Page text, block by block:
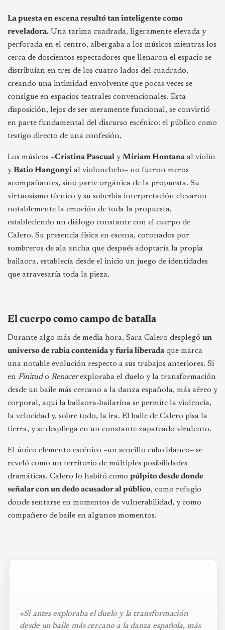
La puesta en escena resultó tan inteligente como
reveladora. Una tarima cuadrada, ligeramente elevada y
perforada en el centro, albergaba a los músicos mientras los
cerca de doscientos espectadores que llenaron el espacio se
distribuían en tres de los cuatro lados del cuadrado,
creando una intimidad envolvente que pocas veces se
consigue en espacios teatrales convencionales. Esta
disposición, lejos de ser meramente funcional, se convirtió
en parte fundamental del discurso escénico: el público como
testigo directo de una confesión.
Los músicos –Cristina Pascual yMiriam Hontana al violín
yBatio Hangonyi al violonchelo– no fueron meros
acompañantes, sino parte orgánica de la propuesta. Su
virtuosismo técnico y su soberbia interpretación elevaron
notablemente la emoción de toda la propuesta,
estableciendo un diálogo constante con el cuerpo de
Calero. Su presencia física en escena, coronados por
sombreros de ala ancha que después adoptaría la propia
bailaora, establecía desde el inicio un juego de identidades
que atravesaría toda la pieza.
El cuerpo como campo de batalla
Durante algo más de media hora, Sara Calero desplegó un
universo de rabia contenida y furia liberada que marca
una notable evolución respecto a sus trabajos anteriores. Si
en Finitudo Renacerexploraba el duelo y la transformación
desde un baile más cercano a la danza española, más aéreo y
corporal, aquí la bailaora-bailarina se permite la violencia,
la velocidad y, sobre todo, la ira. El baile de Calero pisa la
tierra, y se despliega en un constante zapateado virulento.
El único elemento escénico –un sencillo cubo blanco– se
reveló como un territorio de múltiples posibilidades
dramáticas. Calero lo habitó como púlpito desde donde
señalar con un dedo acusador al público, como refugio
donde sentarse en momentos de vulnerabilidad, y como
compañero de baile en algunos momentos.
«Si antes exploraba el duelo y la transformación
desde un baile más cercano a la danza española, más